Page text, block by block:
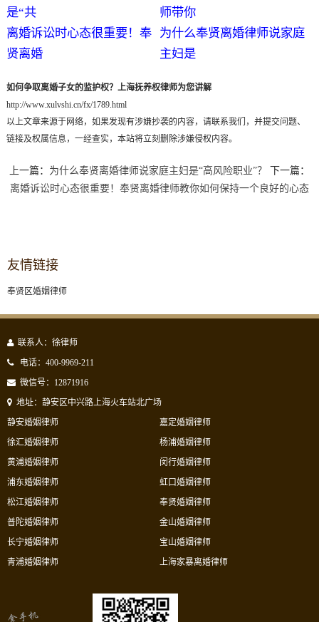
是“共
师带你
离婚诉讼时心态很重要！奉
贤离婚
为什么奉贤离婚律师说家庭
主妇是
如何争取离婚子女的监护权？上海抚养权律师为您讲解
http://www.xulvshi.cn/fx/1789.html
以上文章来源于网络，如果发现有涉嫌抄袭的内容，请联系我们，并提交问题、
链接及权属信息，一经查实，本站将立刻删除涉嫌侵权内容。
上一篇： 为什么奉贤离婚律师说家庭主妇是“高风险职业”？
下一篇：
离婚诉讼时心态很重要！奉贤离婚律师教你如何保持一个良好的心态
友情链接
奉贤区婚姻律师
联系人：徐律师
电话：400-9969-211
微信号：12871916
地址：静安区中兴路上海火车站北广场
静安婚姻律师
徐汇婚姻律师
黄浦婚姻律师
浦东婚姻律师
嘉定婚姻律师
杨浦婚姻律师
闵行婚姻律师
虹口婚姻律师
松江婚姻律师
普陀婚姻律师
长宁婚姻律师
青浦婚姻律师
奉贤婚姻律师
金山婚姻律师
宝山婚姻律师
上海家暴离婚律师